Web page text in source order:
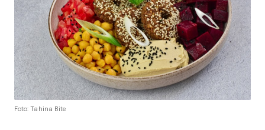
Foto: Tahina Bite